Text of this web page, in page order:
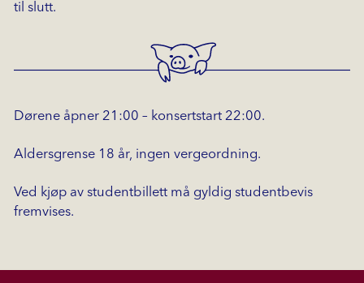
til slutt.
Dørene åpner 21:00 – konsertstart 22:00.
Aldersgrense 18 år, ingen vergeordning.
Ved kjøp av studentbillett må gyldig studentbevis
fremvises.